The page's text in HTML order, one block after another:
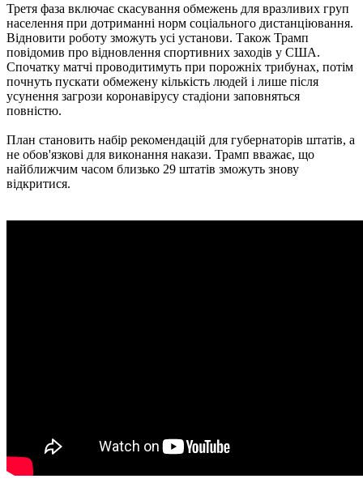
Третя фаза включає скасування обмежень для вразливих груп
населення при дотриманні норм соціального дистанціювання.
Відновити роботу зможуть усі установи. Також Трамп
повідомив про відновлення спортивних заходів у США.
Спочатку матчі проводитимуть при порожніх трибунах, потім
почнуть пускати обмежену кількість людей і лише після
усунення загрози коронавірусу стадіони заповняться
повністю.
План становить набір рекомендацій для губернаторів штатів, а
не обов'язкові для виконання накази. Трамп вважає, що
найближчим часом близько 29 штатів зможуть знову
відкритися.